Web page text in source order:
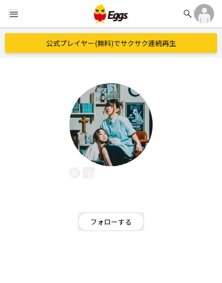
menu search
公式プレイヤー(無料)でサクサク連続再生
フォローする